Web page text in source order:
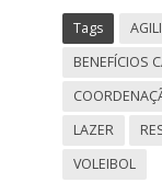
Tags
BENEFÍCIOS
LAZER
VOLEIBOL